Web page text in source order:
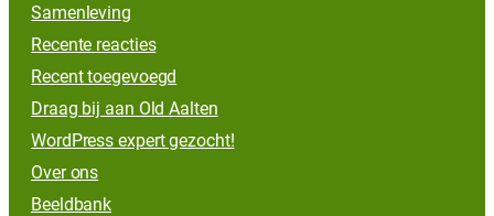
Samenleving
Recente reacties
Recent toegevoegd
Draag bij aan Old Aalten
WordPress expert gezocht!
Over ons
Beeldbank